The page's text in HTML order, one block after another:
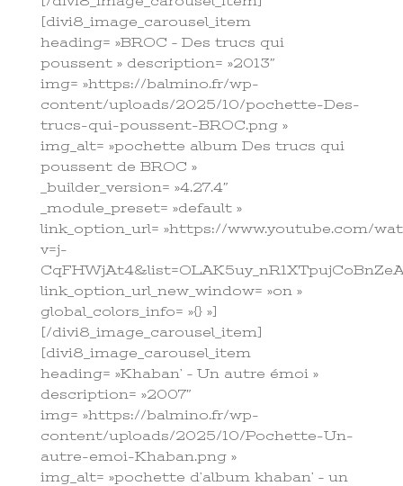
[divi8_image_carousel_item
heading= »BROC – Des trucs qui
poussent » description= »2013″
img= »https://balmino.fr/wp-
content/uploads/2025/10/pochette-Des-
trucs-qui-poussent-BROC.png »
img_alt= »pochette album Des trucs qui
poussent de BROC »
_builder_version= »4.27.4″
_module_preset= »default »
link_option_url= »https://www.youtube.com/
v=j-
link_option_url_new_window= »on »
global_colors_info= »{} »]
[/divi8_image_carousel_item]
[divi8_image_carousel_item
heading= »Khaban’ – Un autre émoi »
description= »2007″
img= »https://balmino.fr/wp-
content/uploads/2025/10/Pochette-Un-
autre-emoi-Khaban.png »
img_alt= »pochette d’album khaban’ – un